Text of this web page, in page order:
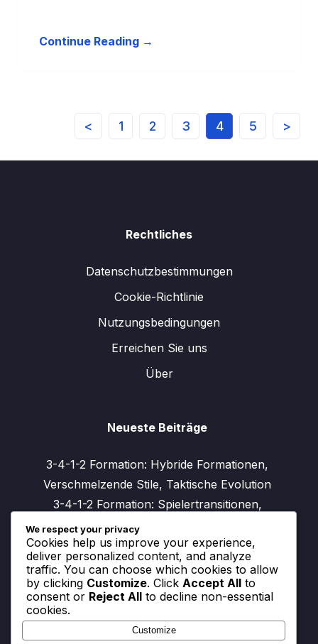
Continue Reading →
< 1 2 3 4 5 >
Rechtliches
Datenschutzbestimmungen
Cookie-Richtlinie
Nutzungsbedingungen
Erreichen Sie uns
Über
Neueste Beiträge
3-4-1-2 Formation: Hybride Formationen,
Verschmelzende Stile, Taktische Evolution
3-4-1-2 Formation: Spielertransitionen,
Positionswechsel, Anpassungsfähigkeit
3-4-1-2 Formation: Effektivität der Formation,
Statistische Analyse, Leistungskennzahlen
3-4-1-2 Formation: Jugendentwicklung in
Spielerrollen, Rollenvorbilder, Fähigkeiten
erwerben
We respect your privacy
Cookies help us improve your experience,
deliver personalized content, and analyze
traffic. You can choose which cookies to allow
by clicking Customize. Click Accept All to
consent or Reject All to decline non-essential
cookies.
Customize